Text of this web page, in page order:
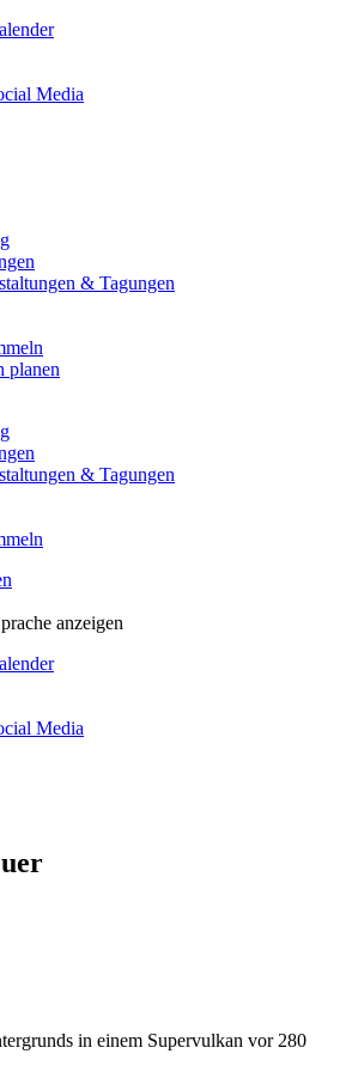
Media
& Tagungen
planen
& Tagungen
anzeigen
Media
in einem Supervulkan vor 280